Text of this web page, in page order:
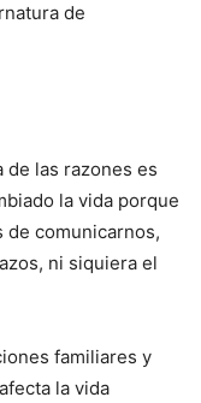
de
de las razones es
la vida porque
de comunicarnos,
ni siquiera el
familiares y
la vida